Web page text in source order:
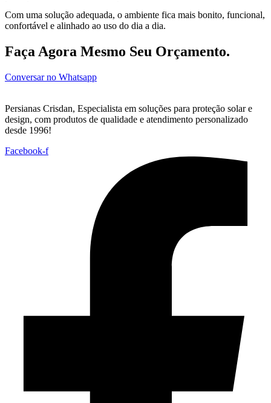
Com uma solução adequada, o ambiente fica mais bonito, funcional,
confortável e alinhado ao uso do dia a dia.
Faça Agora Mesmo Seu Orçamento.
Conversar no Whatsapp
Persianas Crisdan, Especialista em soluções para proteção solar e
design, com produtos de qualidade e atendimento personalizado
desde 1996!
Facebook-f